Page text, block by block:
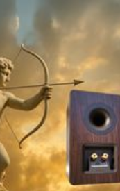
cannot simply ‘loiter
have a hundred
with a distributor
is a luxury, let alone
and
river, and you have